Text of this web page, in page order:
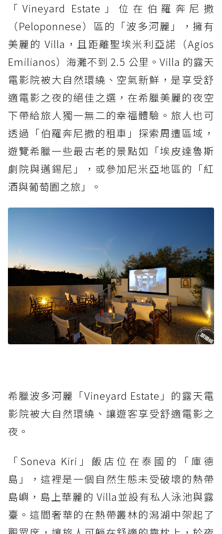
「Vineyard Estate」位在伯羅奔尼撒
（Peloponnese）區的「波多河麗」，擁有
美麗的 Villa，且距離聖埃米利亞諾（Agios
Emilianos）海灘不到 2.5 公里。Villa 的露天
電影院被大自然環繞、空氣新鮮，是享受舒
適電影之夜的絕佳之選，在希臘美麗的夜空
下帶給旅人獨一無二的幸福體驗。旅人也可
透過「伯羅奔尼撒的租車」探索周遭區域，
遊覽希臘一些最古老的景點如「埃皮達魯斯
劇院與邁錫尼」，或參加尼米亞地區的「紅
酒與葡萄園之旅」。
希臘波多河麗「Vineyard Estate」的露天電
影院被大自然環繞、讓遊客享受舒適電影之
夜。
「Soneva Kiri」飯店位在泰國的「庫德
島」，這裡是一個自然生態未受破壞的熱帶
島嶼，島上華麗的 Villa並設有私人泳池與露
臺。這間奢華的在熱帶叢林的潟湖中架起了